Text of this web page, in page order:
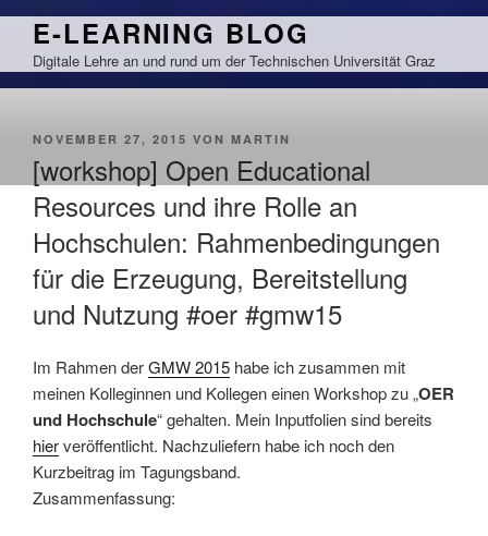
Zum
springen
E-LEARNING BLOG
Digitale Lehre an und rund um der Technischen Universität Graz
VERÖFFENTLICHT
NOVEMBER 27, 2015 VON MARTIN
[workshop] Open Educational
Resources und ihre Rolle an
Hochschulen: Rahmenbedingungen
für die Erzeugung, Bereitstellung
und Nutzung #oer #gmw15
Im Rahmen derGMW 2015 habe ich zusammen mit
meinen Kolleginnen und Kollegen einen Workshop zu „OER
und Hochschule“ gehalten. Mein Inputfolien sind bereits
hierveröffentlicht. Nachzuliefern habe ich noch den
Kurzbeitrag im Tagungsband.
Zusammenfassung: